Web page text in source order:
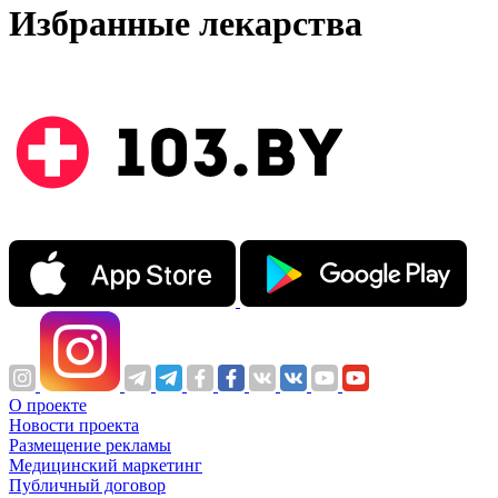
Избранные лекарства
О проекте
Новости проекта
Размещение рекламы
Медицинский маркетинг
Публичный договор